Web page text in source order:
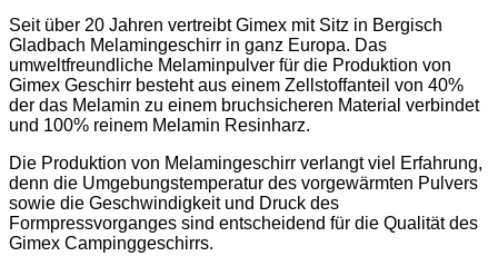
Seit über 20 Jahren vertreibt Gimex mit Sitz in Bergisch
Gladbach Melamingeschirr in ganz Europa. Das
umweltfreundliche Melaminpulver für die Produktion von
Gimex Geschirr besteht aus einem Zellstoffanteil von 40%
der das Melamin zu einem bruchsicheren Material verbindet
und 100% reinem Melamin Resinharz.
Die Produktion von Melamingeschirr verlangt viel Erfahrung,
denn die Umgebungstemperatur des vorgewärmten Pulvers
sowie die Geschwindigkeit und Druck des
Formpressvorganges sind entscheidend für die Qualität des
Gimex Campinggeschirrs.